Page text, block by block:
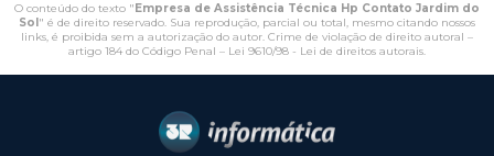
O conteúdo do texto " Empresa de Assistência Técnica Hp Contato Jardim do
Sol " é de direito reservado. Sua reprodução, parcial ou total, mesmo citando nossos
links, é proibida sem a autorização do autor. Crime de violação de direito autoral –
artigo 184 do Código Penal – Lei 9610/98 - Lei de direitos autorais.